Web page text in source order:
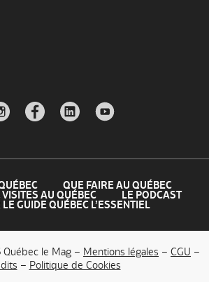
QUE FAIRE AU QUÉBEC
AU QUÉBEC
LE PODCAST
GUIDE QUÉBEC L’ESSENTIEL
le Mag – Mentions légales – CGU –
– Politique de Cookies